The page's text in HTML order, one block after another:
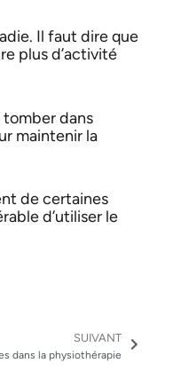
Il faut dire que
plus d’activité
dans
maintenir la
de certaines
d’utiliser le
SUIVANT
dans la physiothérapie